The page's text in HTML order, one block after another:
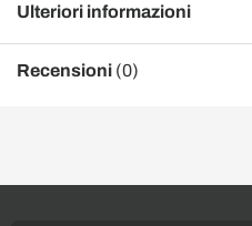
Ulteriori informazioni
Recensioni (0)